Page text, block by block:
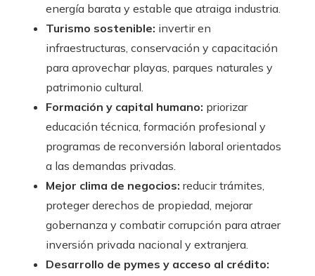
energía barata y estable que atraiga industria.
Turismo sostenible: invertir en
infraestructuras, conservación y capacitación
para aprovechar playas, parques naturales y
patrimonio cultural.
Formación y capital humano: priorizar
educación técnica, formación profesional y
programas de reconversión laboral orientados
a las demandas privadas.
Mejor clima de negocios: reducir trámites,
proteger derechos de propiedad, mejorar
gobernanza y combatir corrupción para atraer
inversión privada nacional y extranjera.
Desarrollo de pymes y acceso al crédito: